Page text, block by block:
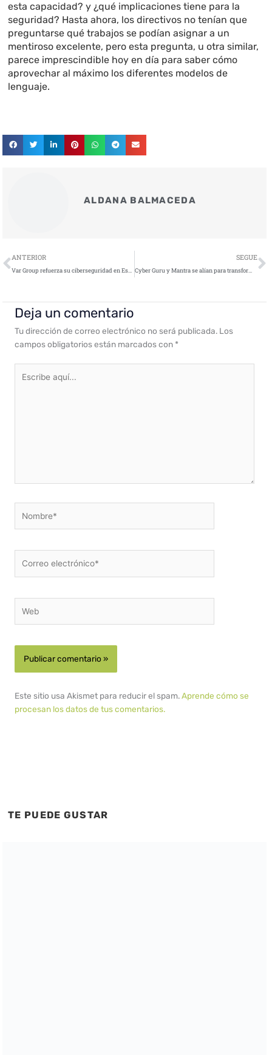
esta capacidad? y ¿qué implicaciones tiene para la
seguridad? Hasta ahora, los directivos no tenían que
preguntarse qué trabajos se podían asignar a un
mentiroso excelente, pero esta pregunta, u otra similar,
parece imprescindible hoy en día para saber cómo
aprovechar al máximo los diferentes modelos de
lenguaje.
ALDANA BALMACEDA
Ant
ANTERIOR
Var Group refuerza su ciberseguridad en España bajo la marca Yarix
SEGUE
Cyber Guru y Mantra se alían para transformar la concienciación en ciberseguridad
Deja un comentario
Tu dirección de correo electrónico no será publicada. Los
campos obligatorios están marcados con *
aquí...
electrónico*
Este sitio usa Akismet para reducir el spam.Aprende cómo se
procesan los datos de tus comentarios.
TE PUEDE GUSTAR